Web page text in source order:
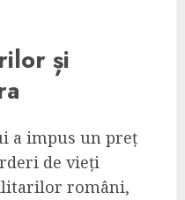
și
a impus un preț
de vieți
români,